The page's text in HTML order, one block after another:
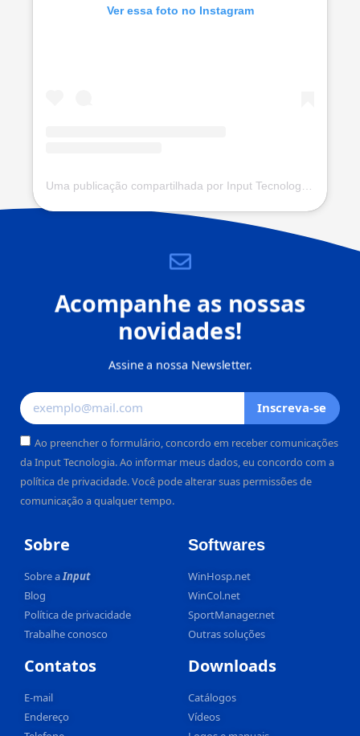
Ver essa foto no Instagram
Acompanhe as nossas
novidades!
Assine a nossa Newsletter.
Ao preencher o formulário, concordo em receber comunicações
da Input Tecnologia. Ao informar meus dados, eu concordo com a
política de privacidade. Você pode alterar suas permissões de
comunicação a qualquer tempo.
Inscreva-se
Sobre
Sobre aInput
Blog
Política de privacidade
Trabalhe conosco
Softwares
WinHosp.net
WinCol.net
SportManager.net
Outras soluções
Contatos
E-mail
Endereço
Downloads
Catálogos
Vídeos